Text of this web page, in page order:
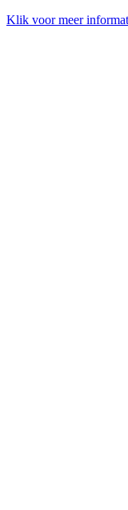
Klik voor meer